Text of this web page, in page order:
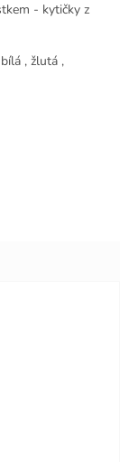
- kytičky z
, žlutá ,